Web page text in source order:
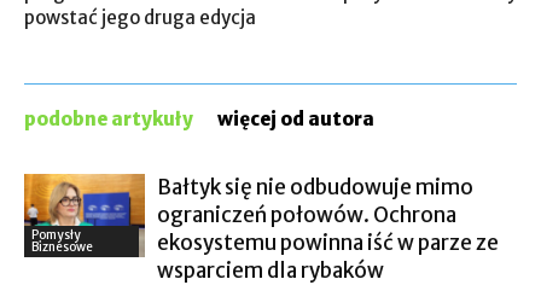
powstać jego druga edycja
podobne artykuły więcej od autora
Pomysły
Biznesowe
Bałtyk się nie odbudowuje mimo
ograniczeń połowów. Ochrona
ekosystemu powinna iść w parze ze
wsparciem dla rybaków